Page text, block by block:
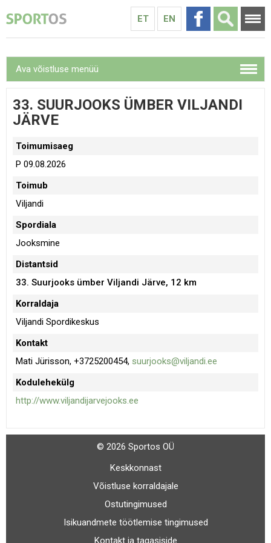
ET EN
Ava võistluse menüü
33. SUURJOOKS ÜMBER VILJANDI
JÄRVE
Toimumisaeg
P 09.08.2026
Toimub
Viljandi
Spordiala
Jooksmine
Distantsid
33. Suurjooks ümber Viljandi Järve, 12 km
Korraldaja
Viljandi Spordikeskus
Kontakt
Mati Jürisson, +3725200454, suurjooks@viljandi.ee
Kodulehekülg
http://www.viljandijarvejooks.ee
© 2026 Sportos OÜ
Keskkonnast
Võistluse korraldajale
Ostutingimused
Isikuandmete töötlemise tingimused
Kontakt ja tagasiside